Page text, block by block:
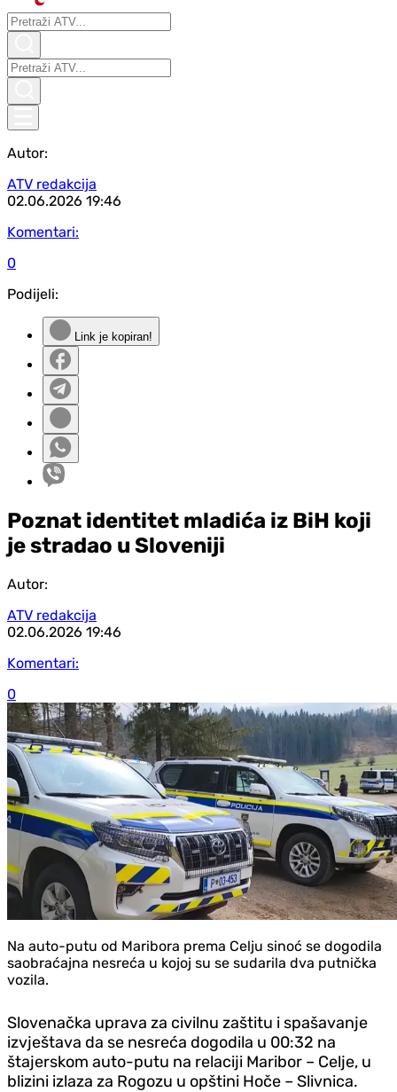
Autor:
ATV redakcija
02.06.2026 19:46
Komentari:
0
Podijeli:
Link je kopiran!
Poznat identitet mladića iz BiH koji
je stradao u Sloveniji
Autor:
ATV redakcija
02.06.2026 19:46
Komentari:
0
Na auto-putu od Maribora prema Celju sinoć se dogodila
saobraćajna nesreća u kojoj su se sudarila dva putnička
vozila.
Slovenačka uprava za civilnu zaštitu i spašavanje
izvještava da se nesreća dogodila u 00:32 na
štajerskom auto-putu na relaciji Maribor – Celje, u
blizini izlaza za Rogozu u opštini Hoče – Slivnica.